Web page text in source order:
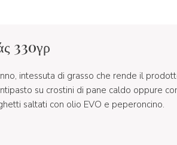
330γρ
intessuta di grasso che rende il
su crostini di pane caldo oppure
saltati con olio EVO e peperoncino.